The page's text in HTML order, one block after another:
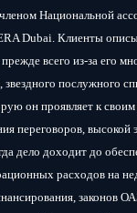
Национальной
Dubai. Клиенты
всего из-за его
послужного
он проявляет к
переговоров, высокой
дело доходит до
расходов на
законов